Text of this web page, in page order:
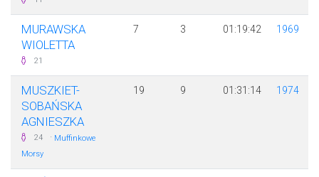
MURAWSKA
WIOLETTA
21
7 3 01:19:42 1969
MUSZKIET-
SOBAŃSKA
AGNIESZKA
24 · Muffinkowe
Morsy
19 9 01:31:14 1974